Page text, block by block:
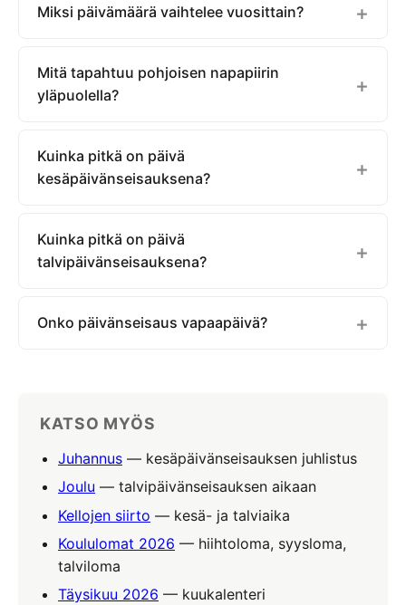
Miksi päivämäärä vaihtelee vuosittain?
Mitä tapahtuu pohjoisen napapiirin
yläpuolella?
Kuinka pitkä on päivä
kesäpäivänseisauksena?
Kuinka pitkä on päivä
talvipäivänseisauksena?
Onko päivänseisaus vapaapäivä?
KATSO MYÖS
Juhannus — kesäpäivänseisauksen juhlistus
Joulu — talvipäivänseisauksen aikaan
Kellojen siirto — kesä- ja talviaika
Koululomat 2026 — hiihtoloma, syysloma,
talviloma
Täysikuu 2026 — kuukalenteri